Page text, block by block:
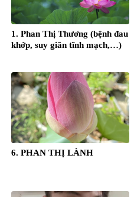
1. Phan Thị Thương (bệnh đau
khớp, suy giãn tĩnh mạch,…)
6. PHAN THỊ LÀNH